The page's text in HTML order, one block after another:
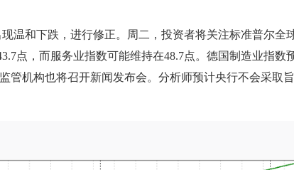
温和下跌，进行修正。周二，投资者将关注标准普尔
点，而服务业指数可能维持在48.7点。德国制造业指数
管机构也将召开新闻发布会。分析师预计央行不会采